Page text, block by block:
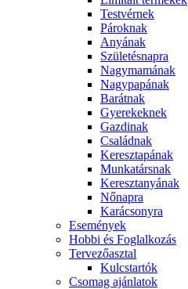
Testvérnek
Pároknak
Anyának
Születésnapra
Nagymamának
Nagypapának
Barátnak
Gyerekeknek
Gazdinak
Családnak
Keresztapának
Munkatársnak
Keresztanyának
Nőnapra
Karácsonyra
Események
Hobbi és Foglalkozás
Tervezőasztal
Kulcstartók
Csomag ajánlatok